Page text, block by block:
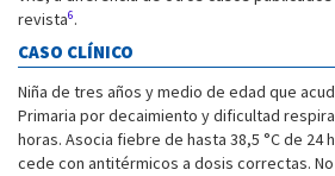
revista6.
CASO CLÍNICO
Niña de tres años y medio de edad que
Primaria por decaimiento y dificultad
horas. Asocia fiebre de hasta 38,5 °C de 24
cede con antitérmicos a dosis correctas.